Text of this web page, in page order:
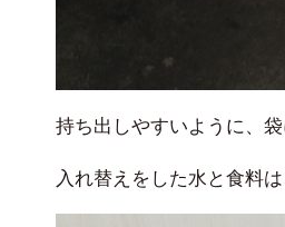
持ち出しやすいように、袋
入れ替えをした水と食料